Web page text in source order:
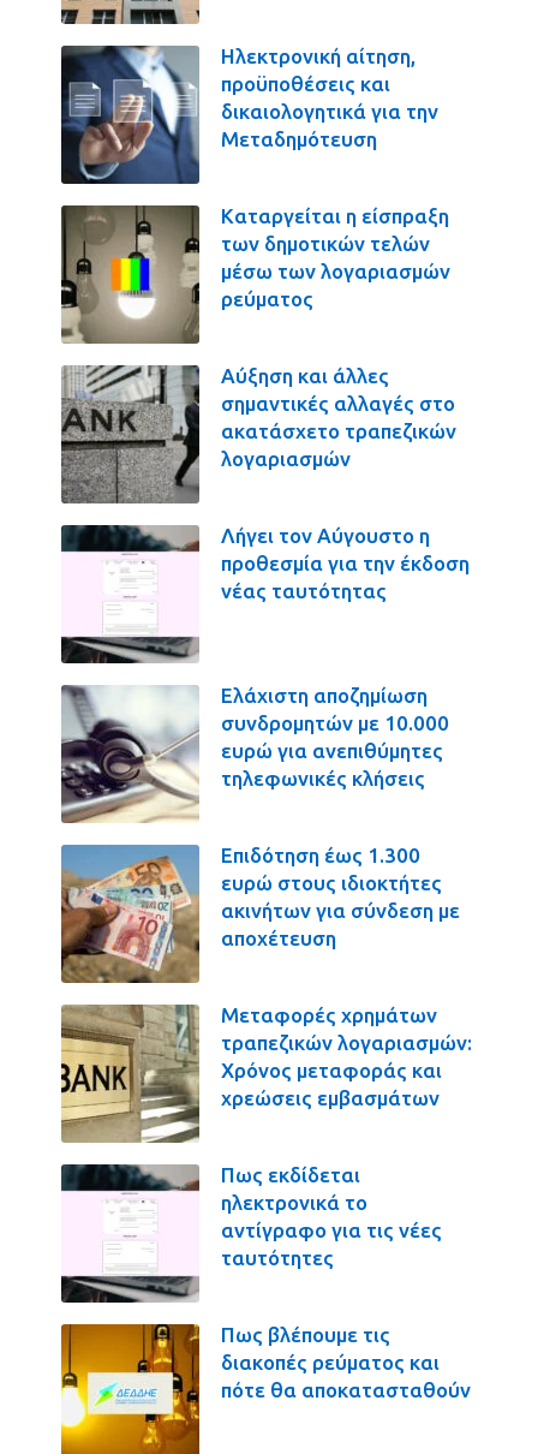
Ηλεκτρονική αίτηση,
προϋποθέσεις και
δικαιολογητικά για την
Μεταδημότευση
Καταργείται η είσπραξη
των δημοτικών τελών
μέσω των λογαριασμών
ρεύματος
Αύξηση και άλλες
σημαντικές αλλαγές στο
ακατάσχετο τραπεζικών
λογαριασμών
Λήγει τον Αύγουστο η
προθεσμία για την έκδοση
νέας ταυτότητας
Ελάχιστη αποζημίωση
συνδρομητών με 10.000
ευρώ για ανεπιθύμητες
τηλεφωνικές κλήσεις
Επιδότηση έως 1.300
ευρώ στους ιδιοκτήτες
ακινήτων για σύνδεση με
αποχέτευση
Μεταφορές χρημάτων
τραπεζικών λογαριασμών:
Χρόνος μεταφοράς και
χρεώσεις εμβασμάτων
Πως εκδίδεται
ηλεκτρονικά το
αντίγραφο για τις νέες
ταυτότητες
Πως βλέπουμε τις
διακοπές ρεύματος και
πότε θα αποκατασταθούν